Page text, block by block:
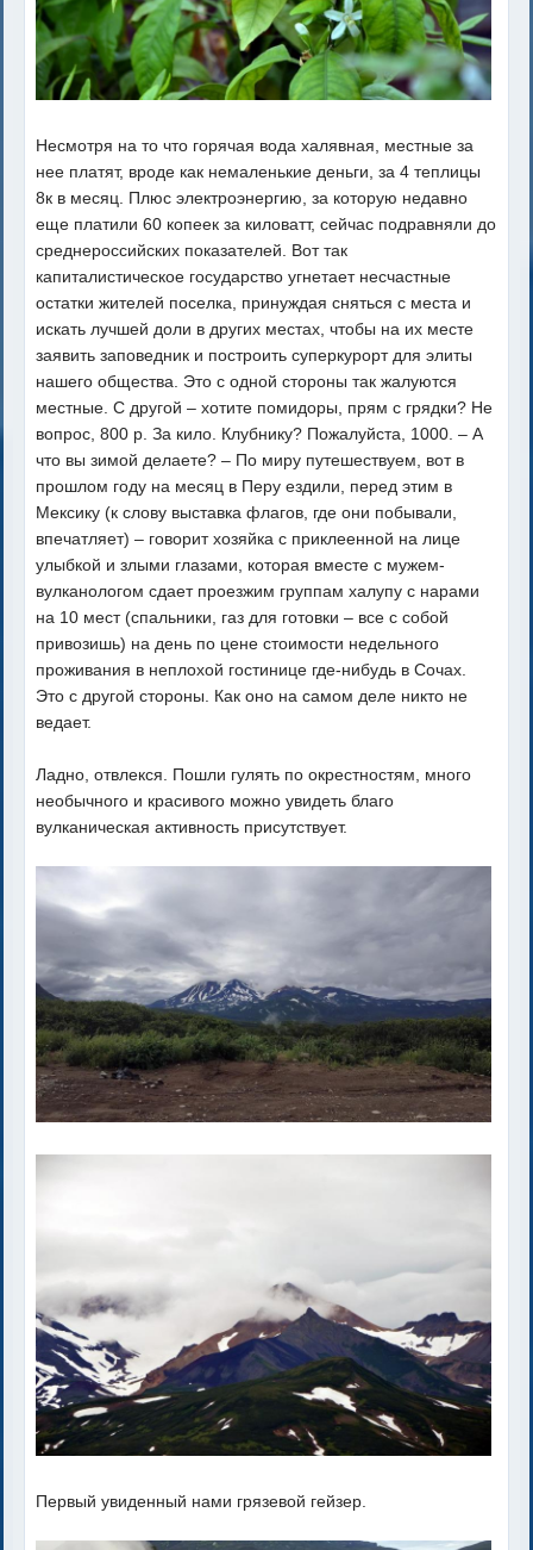
Несмотря на то что горячая вода халявная, местные за
нее платят, вроде как немаленькие деньги, за 4 теплицы
8к в месяц. Плюс электроэнергию, за которую недавно
еще платили 60 копеек за киловатт, сейчас подравняли до
среднероссийских показателей. Вот так
капиталистическое государство угнетает несчастные
остатки жителей поселка, принуждая сняться с места и
искать лучшей доли в других местах, чтобы на их месте
заявить заповедник и построить суперкурорт для элиты
нашего общества. Это с одной стороны так жалуются
местные. С другой – хотите помидоры, прям с грядки? Не
вопрос, 800 р. За кило. Клубнику? Пожалуйста, 1000. – А
что вы зимой делаете? – По миру путешествуем, вот в
прошлом году на месяц в Перу ездили, перед этим в
Мексику (к слову выставка флагов, где они побывали,
впечатляет) – говорит хозяйка с приклеенной на лице
улыбкой и злыми глазами, которая вместе с мужем-
вулканологом сдает проезжим группам халупу с нарами
на 10 мест (спальники, газ для готовки – все с собой
привозишь) на день по цене стоимости недельного
проживания в неплохой гостинице где-нибудь в Сочах.
Это с другой стороны. Как оно на самом деле никто не
ведает.
Ладно, отвлекся. Пошли гулять по окрестностям, много
необычного и красивого можно увидеть благо
вулканическая активность присутствует.
Первый увиденный нами грязевой гейзер.